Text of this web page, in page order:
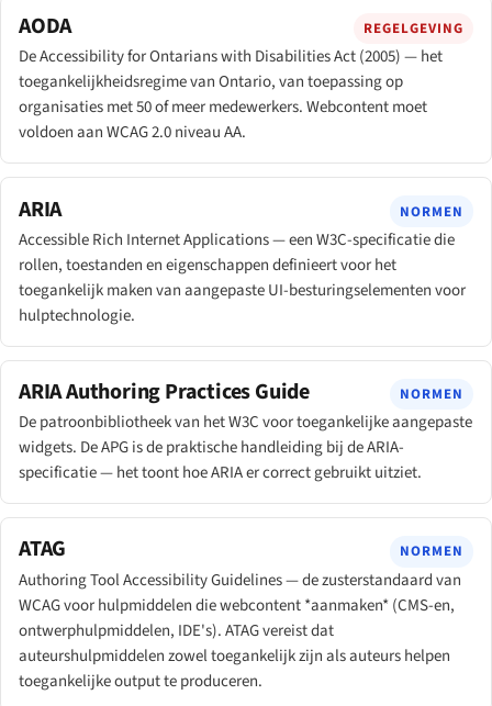
AODA REGELGEVING
De Accessibility for Ontarians with Disabilities Act (2005) — het
toegankelijkheidsregime van Ontario, van toepassing op
organisaties met 50 of meer medewerkers. Webcontent moet
voldoen aan WCAG 2.0 niveau AA.
ARIA NORMEN
Accessible Rich Internet Applications — een W3C-specificatie die
rollen, toestanden en eigenschappen definieert voor het
toegankelijk maken van aangepaste UI-besturingselementen voor
hulptechnologie.
ARIA Authoring Practices Guide NORMEN
De patroonbibliotheek van het W3C voor toegankelijke aangepaste
widgets. De APG is de praktische handleiding bij de ARIA-
specificatie — het toont hoe ARIA er correct gebruikt uitziet.
ATAG NORMEN
Authoring Tool Accessibility Guidelines — de zusterstandaard van
WCAG voor hulpmiddelen die webcontent *aanmaken* (CMS-en,
ontwerphulpmiddelen, IDE's). ATAG vereist dat
auteurshulpmiddelen zowel toegankelijk zijn als auteurs helpen
toegankelijke output te produceren.